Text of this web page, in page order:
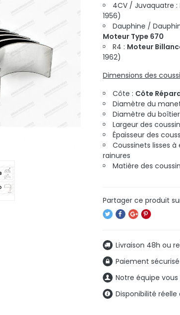
4CV / Juvaquatre :
1956)
Dauphine /
Moteur Type 670
R4 : Moteur
1962)
Dimensions des
Côte : Côte
Diamètre du
Diamètre du
Largeur des
Épaisseur des
Coussinets lisses
rainures
Matière des
Livraison 48h ou
Paiement
Notre équipe vous
Disponibilité